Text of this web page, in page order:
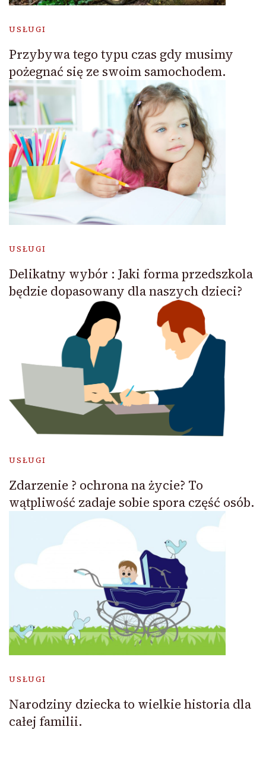
USŁUGI
Przybywa tego typu czas gdy musimy
pożegnać się ze swoim samochodem.
USŁUGI
Delikatny wybór : Jaki forma przedszkola
będzie dopasowany dla naszych dzieci?
USŁUGI
Zdarzenie ? ochrona na życie? To
wątpliwość zadaje sobie spora część osób.
USŁUGI
Narodziny dziecka to wielkie historia dla
całej familii.